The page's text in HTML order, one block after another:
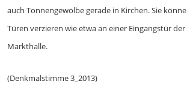
auch Tonnengewölbe gerade in Kirchen. Sie
Türen verzieren wie etwa an einer Eingangstür
Markthalle.
(Denkmalstimme 3_2013)